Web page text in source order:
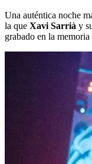
Una auténtica noche
la que Xavi Sarrià y
grabado en la